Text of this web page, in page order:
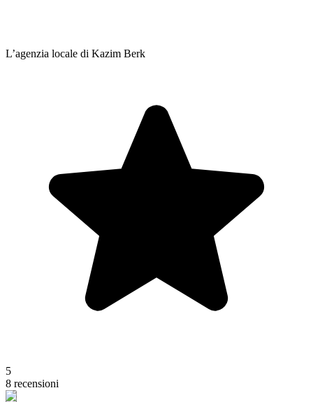
L’agenzia locale di Kazim Berk
5
8 recensioni